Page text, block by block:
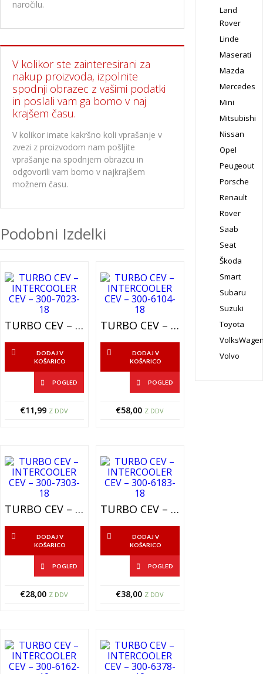
naročilu.
V kolikor ste zainteresirani za
nakup proizvoda, izpolnite
spodnji obrazec z vašimi podatki
in poslali vam ga bomo v naj
krajšem času.
V kolikor imate kakršno koli vprašanje v
zvezi z proizvodom nam pošljite
vprašanje na spodnjem obrazcu in
odgovorili vam bomo v najkrajšem
možnem času.
Podobni Izdelki
TURBO CEV – INTERCOOLER CEV – 300-7023-18
DODAJ V
KOŠARICO
POGLED
€11,99 Z DDV
TURBO CEV – INTERCOOLER CEV – 300-6104-18
DODAJ V
KOŠARICO
POGLED
€58,00 Z DDV
TURBO CEV – INTERCOOLER CEV – 300-7303-18
DODAJ V
KOŠARICO
POGLED
€28,00 Z DDV
TURBO CEV – INTERCOOLER CEV – 300-6183-18
DODAJ V
KOŠARICO
POGLED
€38,00 Z DDV
Land
Rover
Linde
Maserati
Mazda
Mercedes
Mini
Mitsubishi
Nissan
Opel
Peugeout
Porsche
Renault
Rover
Saab
Seat
Škoda
Smart
Subaru
Suzuki
Toyota
Volvo